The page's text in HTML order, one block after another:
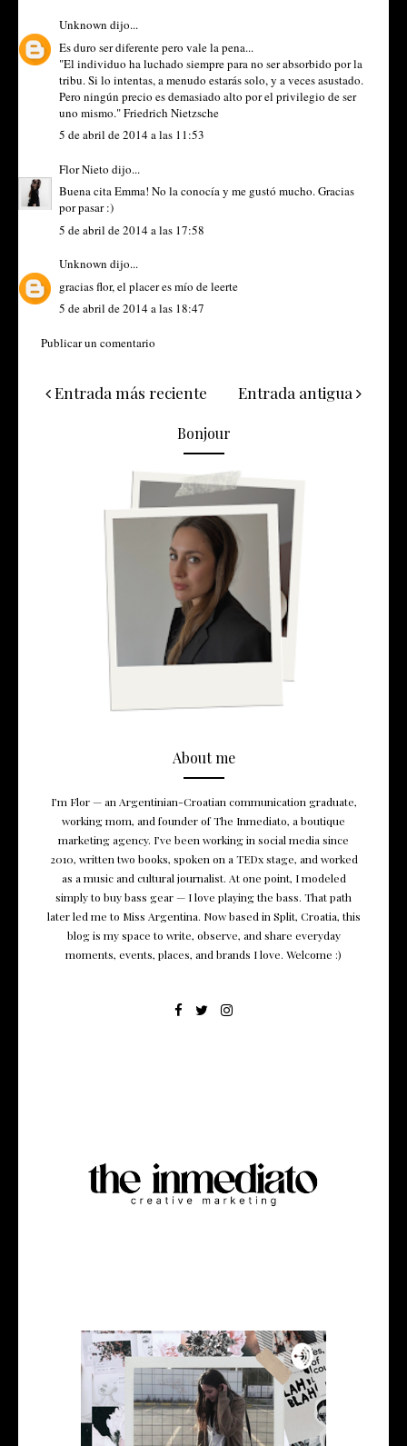
Unknown dijo...
Es duro ser diferente pero vale la pena...
"El individuo ha luchado siempre para no ser absorbido por la
tribu. Si lo intentas, a menudo estarás solo, y a veces asustado.
Pero ningún precio es demasiado alto por el privilegio de ser
uno mismo." Friedrich Nietzsche
5 de abril de 2014 a las 11:53
Flor Nieto dijo...
Buena cita Emma! No la conocía y me gustó mucho. Gracias
por pasar :)
5 de abril de 2014 a las 17:58
Unknown dijo...
gracias flor, el placer es mío de leerte
5 de abril de 2014 a las 18:47
Publicar un comentario
Entrada más reciente Entrada antigua
Bonjour
About me
I’m Flor — an Argentinian-Croatian communication graduate,
working mom, and founder of The Inmediato, a boutique
marketing agency. I’ve been working in social media since
2010, written two books, spoken on a TEDx stage, and worked
as a music and cultural journalist. At one point, I modeled
simply to buy bass gear — I love playing the bass. That path
later led me to Miss Argentina. Now based in Split, Croatia, this
blog is my space to write, observe, and share everyday
moments, events, places, and brands I love. Welcome :)